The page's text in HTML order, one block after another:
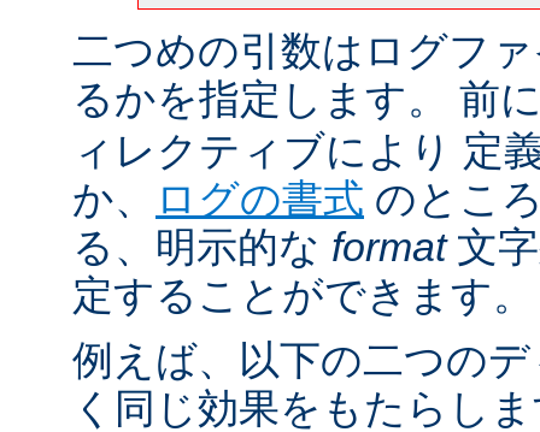
二つめの引数はログフ
るかを指定します。 前
ィレクティブにより 定
か、
ログの書式 のとこ
る、明示的な format文
定することができます。
例えば、以下の二つの
く同じ効果をもたらし